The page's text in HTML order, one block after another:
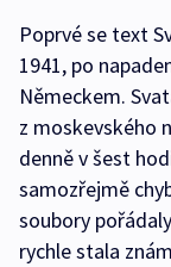
Poprvé se text
1941, po
Německem.
z moskevského
denně v šest
samozřejmě
soubory
rychle stala